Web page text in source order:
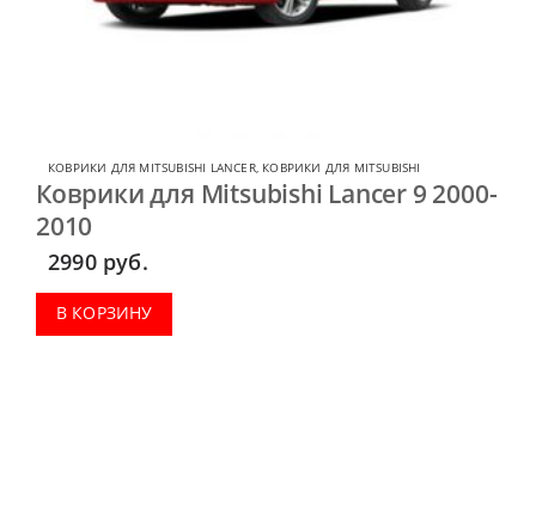
КОВРИКИ ДЛЯ MITSUBISHI LANCER, КОВРИКИ ДЛЯ MITSUBISHI
Коврики для Mitsubishi Lancer 9 2000-
2010
2990 руб.
В КОРЗИНУ